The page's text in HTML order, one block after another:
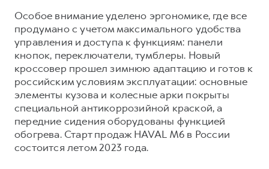
Особое внимание уделено эргономике, где все
продумано с учетом максимального удобства
управления и доступа к функциям: панели
кнопок, переключатели, тумблеры. Новый
кроссовер прошел зимнюю адаптацию и готов к
российским условиям эксплуатации: основные
элементы кузова и колесные арки покрыты
специальной антикоррозийной краской, а
передние сидения оборудованы функцией
обогрева. Старт продаж HAVAL M6 в России
состоится летом 2023 года.